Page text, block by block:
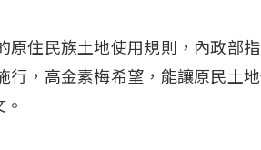
住民族土地使用規則，內政部
行，高金素梅希望，能讓原民土